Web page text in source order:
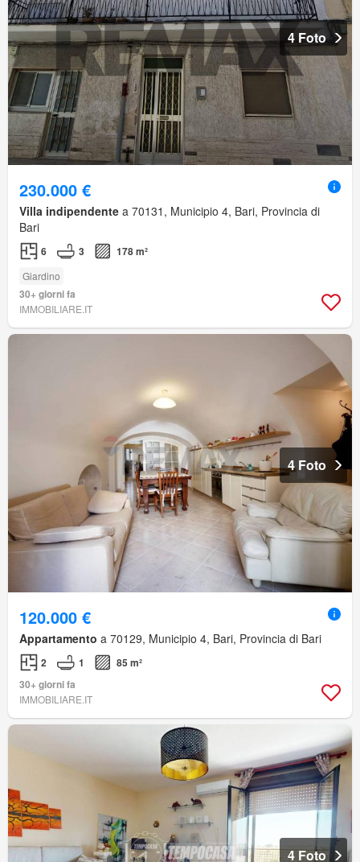
4 Foto
230.000 €
Villa indipendente a 70131, Municipio 4, Bari, Provincia di
Bari
6 3 178 m²
Giardino
30+ giorni fa
IMMOBILIARE.IT
4 Foto
120.000 €
Appartamento a 70129, Municipio 4, Bari, Provincia di Bari
2 1
85 m²
30+ giorni fa
IMMOBILIARE.IT
4 Foto